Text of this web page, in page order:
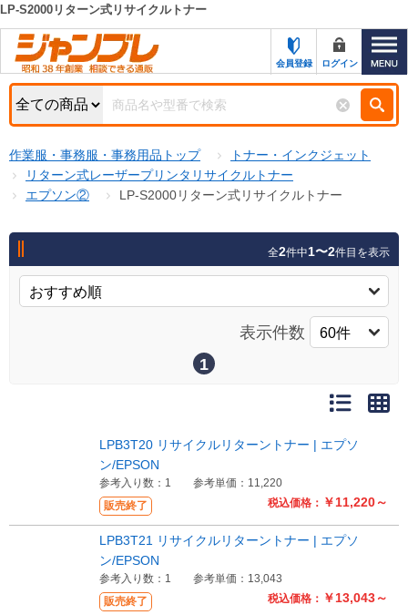
カテゴリー一覧
お知らせ
特集・キャンペーン一覧
初めての方へ
お問い合わせ
新規登録キャンペーン
メーカーカタログ一覧
カタログ請求（無料）
試着サンプル無料貸し出し
キーワード検索
検索条件
商品カテゴリから選ぶ
商品ステータスで絞る
キャンペーン
販売価格(税抜き)で絞る
円から
円まで
LP-S2000リターン式リサイクルトナー
会員登録 ログイン
作業服・事務服・事務用品トップ
トナー・インクジェット
リターン式レーザープリンタリサイクルトナー
エプソン②
LP-S2000リターン式リサイクルトナー
全2件中1〜2件目を表示
表示件数
1
販売終了 税込価格： ￥11,220～
LPB3T20 リサイクルリターントナー | エプソ
ン/EPSON
参考入り数：1 参考単価：11,220
販売終了 税込価格： ￥13,043～
LPB3T21 リサイクルリターントナー | エプソ
ン/EPSON
参考入り数：1 参考単価：13,043